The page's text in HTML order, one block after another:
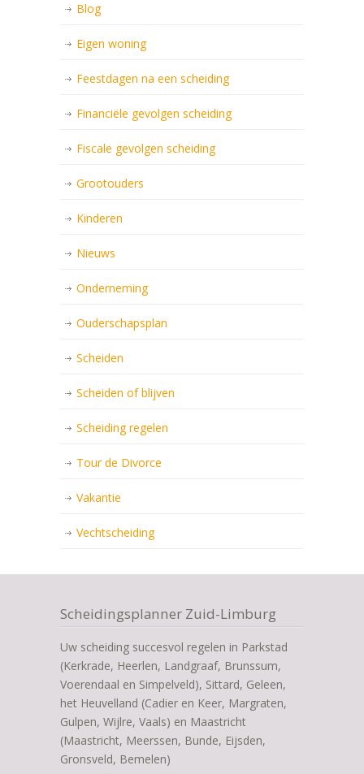
Blog
Eigen woning
Feestdagen na een scheiding
Financiële gevolgen scheiding
Fiscale gevolgen scheiding
Grootouders
Kinderen
Nieuws
Onderneming
Ouderschapsplan
Scheiden
Scheiden of blijven
Scheiding regelen
Tour de Divorce
Vakantie
Vechtscheiding
Scheidingsplanner Zuid-Limburg
Uw scheiding succesvol regelen in Parkstad
(Kerkrade, Heerlen, Landgraaf, Brunssum,
Voerendaal en Simpelveld), Sittard, Geleen,
het Heuvelland (Cadier en Keer, Margraten,
Gulpen, Wijlre, Vaals) en Maastricht
(Maastricht, Meerssen, Bunde, Eijsden,
Gronsveld, Bemelen)